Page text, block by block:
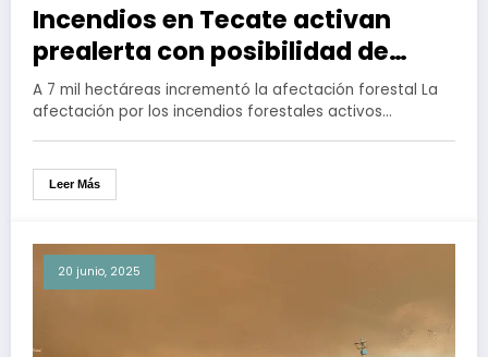
Incendios en Tecate activan
prealerta con posibilidad de
evacuación en El Hongo, La
Rumorosa y El Cóndor
A 7 mil hectáreas incrementó la afectación forestal La
afectación por los incendios forestales activos…
Leer Más
20 junio, 2025